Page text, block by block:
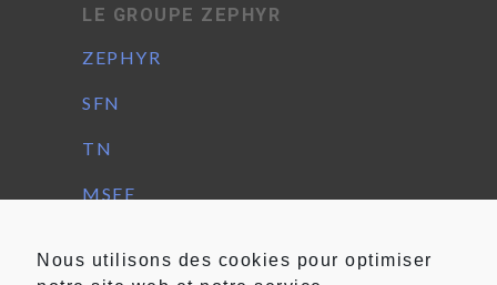
Nous utilisons des cookies pour optimiser
LE GROUPE ZEPHYR
ZEPHYR
SFN
TN
MSEE
Politique de confidentialité